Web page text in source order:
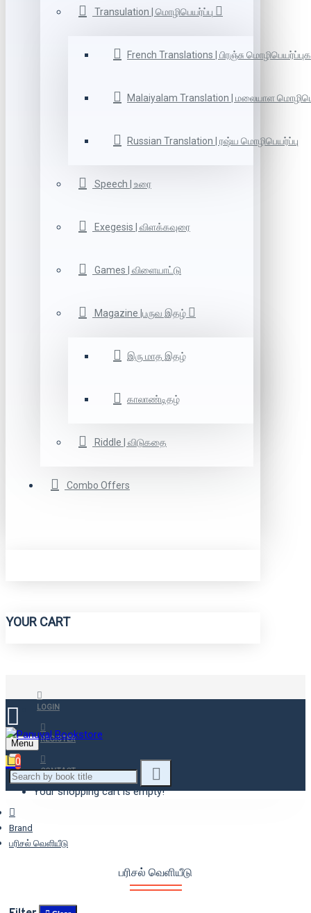
Transulation | மொழிபெயர்ப்பு
French Translations | பிரஞ்சு
Malaiyalam Translation | மலையாள
Russian Translation | ரஷ்ய மொழிபெயர்ப்பு
Speech | உரை
Exegesis | விளக்கவுரை
Games | விளையாட்டு
Magazine |பருவ இதழ்
இரு மாத இதழ்
காலாண்டிதழ்
Riddle | விடுகதை
Combo Offers
YOUR CART
LOGIN
REGISTER
CONTACT
Menu
0
Your shopping cart is empty!
Brand
பரிசல் வெளியீடு
பரிசல் வெளியீடு